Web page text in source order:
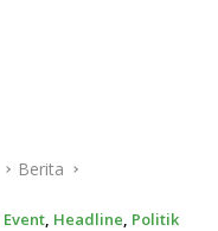
Berita
Event, Headline, Politik